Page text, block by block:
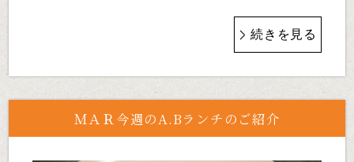
続きを見る
ＭＡＲ今週のA.Bランチのご紹介